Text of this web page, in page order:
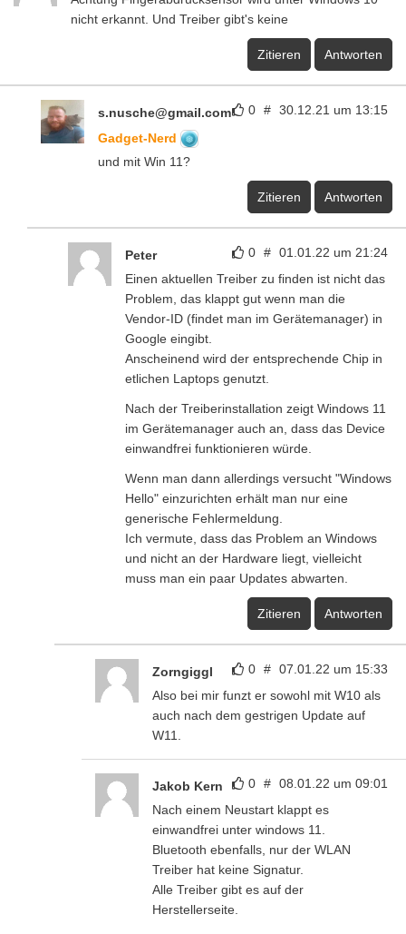
nicht erkannt. Und Treiber gibt's keine
Zitieren Antworten
0 # 30.12.21 um 13:15
s.nusche@gmail.com
Gadget-Nerd
und mit Win 11?
Zitieren Antworten
0 # 01.01.22 um 21:24
Peter
Einen aktuellen Treiber zu finden ist nicht das
Problem, das klappt gut wenn man die
Vendor-ID (findet man im Gerätemanager) in
Google eingibt.
Anscheinend wird der entsprechende Chip in
etlichen Laptops genutzt.
Nach der Treiberinstallation zeigt Windows 11
im Gerätemanager auch an, dass das Device
einwandfrei funktionieren würde.
Wenn man dann allerdings versucht "Windows
Hello" einzurichten erhält man nur eine
generische Fehlermeldung.
Ich vermute, dass das Problem an Windows
und nicht an der Hardware liegt, vielleicht
muss man ein paar Updates abwarten.
Zitieren Antworten
0 # 07.01.22 um 15:33
Zorngiggl
Also bei mir funzt er sowohl mit W10 als
auch nach dem gestrigen Update auf
W11.
0 # 08.01.22 um 09:01
Jakob Kern
Nach einem Neustart klappt es
einwandfrei unter windows 11.
Bluetooth ebenfalls, nur der WLAN
Treiber hat keine Signatur.
Alle Treiber gibt es auf der
Herstellerseite.